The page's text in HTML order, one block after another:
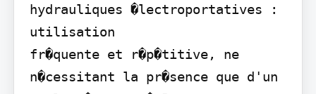
hydrauliques �lectroportatives :
utilisation
fr�quente et r�p�titive, ne
n�cessitant la pr�sence que d'un